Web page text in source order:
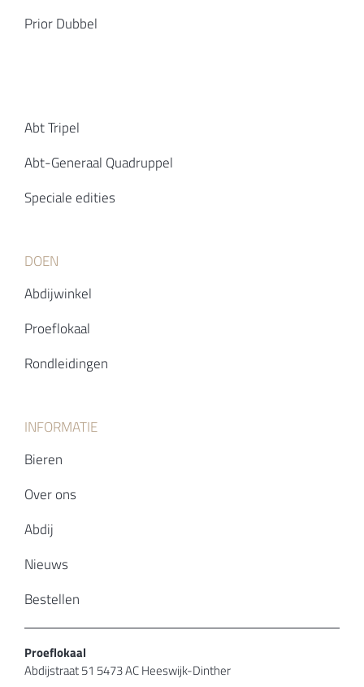
Prior Dubbel
Abt Tripel
Abt-Generaal Quadruppel
Speciale edities
DOEN
Abdijwinkel
Proeflokaal
Rondleidingen
INFORMATIE
Bieren
Over ons
Abdij
Nieuws
Bestellen
Proeflokaal
Abdijstraat 51 5473 AC Heeswijk-Dinther